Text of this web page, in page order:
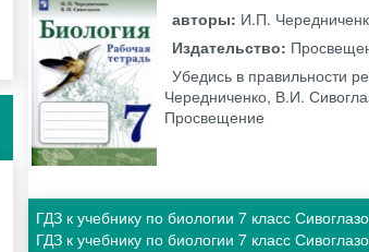
авторы: И.П.
Издательство:
Убедись в правильности
Чередниченко, В.И.
Просвещение
ГДЗ к учебнику по биологии 7 класс
ГДЗ к учебнику по биологии 7 класс